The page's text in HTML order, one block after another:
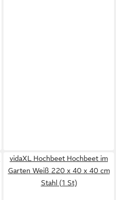
vidaXL Hochbeet Hochbeet im
Garten Weiß 220 x 40 x 40 cm
Stahl (1 St)